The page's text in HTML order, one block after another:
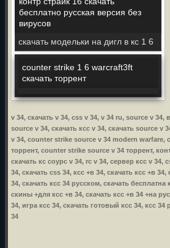
бесплатно русская версия без
вирусов
скачать модельки на дигл в кс 1 6
counter strike 1 6 warcraft3ft
скачать торрент
v 34, скачать v 34, css v 34, v 34 ru, source v 34,
source v 34, скачать ксс v 34, скачать source
v 34, counter strike source v 34 modern warfare,
торрент, counter strike source v 34 торрент,
скачать кс соурс v 34, rc v 34, сервер ксс v 34,
34, скачать css 34, ксс +в 34, скачать ксс +в
34, скачать ксс 34 русском, скачать
скины +для ксс +в 34, скачать ксс +в 34 +на
34, игра ксс 34, скачать готовый ксс 34, ксс
34